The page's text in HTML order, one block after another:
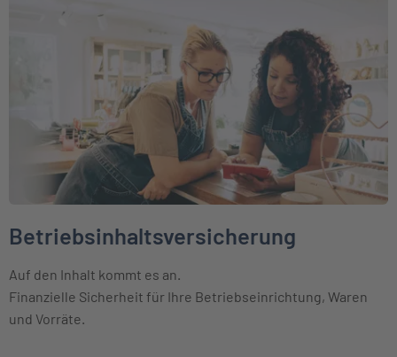
Betriebsinhaltsversicherung
Auf den Inhalt kommt es an.
Finanzielle Sicherheit für Ihre Betriebseinrichtung, Waren
und Vorräte.